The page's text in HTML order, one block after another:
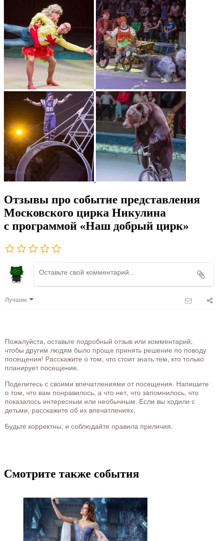
Отзывы про событие представления
Московского цирка Никулина
с программой «Наш добрый цирк»
Лучшие
Пожалуйста, оставьте подробный отзыв или комментарий,
чтобы другим людям было проще принять решение по поводу
посещения! Расскажите о том, что стоит знать тем, кто только
планирует посещение.
Поделитесь с своими впечатлениями от посещения. Напишите
о том, что вам понравилось, а что нет, что запомнилось, что
показалось интересным или необычным. Если вы ходили с
детьми, расскажите об их впечатлениях.
Будьте корректны, и соблюдайте правила приличия.
Смотрите также события